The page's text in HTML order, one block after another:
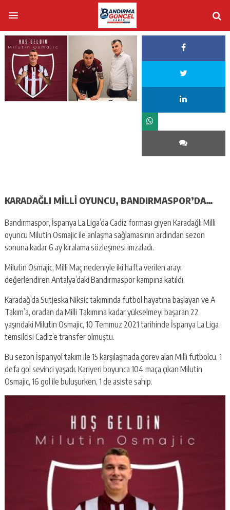
KARADAĞLI MİLLİ OYUNCU, BANDIRMASPOR’DA…
Bandırmaspor, İspanya La Liga’da Cadiz forması giyen Karadağlı Milli
oyuncu Milutin Osmajic ile anlaşma sağlamasının ardından sezon
sonuna kadar 6 ay kiralama sözleşmesi imzaladı.
Milutin Osmajic, Milli Maç nedeniyle iki hafta verilen arayı
değerlendiren Antalya’daki Bandırmaspor kampına katıldı.
Karadağ’da Sutjeska Niksic takımında futbol hayatına başlayan ve A
Takım’a, oradan da Milli Takımına kadar yükselmeyi başaran 22
yaşındaki Milutin Osmajic, 10 Temmuz 2021 tarihinde İspanya La Liga
temsilcisi Cadiz’e transfer olmuştu.
Bu sezon İspanyol takım ile 15 karşılaşmada görev alan Milli futbolcu, 1
defa gol sevinci yaşadı. Kariyeri boyunca 104 maça çıkan Milutin
Osmajic, 16 gol ile buluşurken, 1 de asiste sahip.